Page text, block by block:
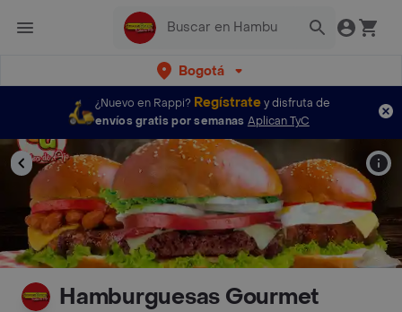
Bogotá
¿Nuevo en Rappi? Regístratey disfruta de
envíos gratis por semanas Aplican TyC
Hamburguesas Gourmet